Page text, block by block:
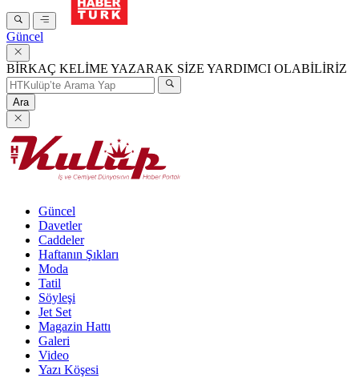
Güncel
BİRKAÇ KELİME YAZARAK SİZE YARDIMCI OLABİLİRİZ
Ara
Güncel
Davetler
Caddeler
Haftanın Şıkları
Moda
Tatil
Söyleşi
Jet Set
Magazin Hattı
Galeri
Video
Yazı Köşesi